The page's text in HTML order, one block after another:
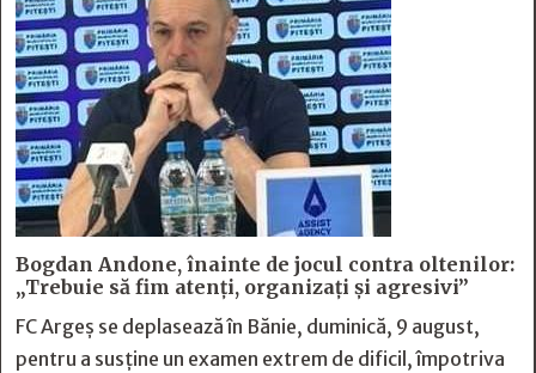
Bogdan Andone, înainte de jocul contra oltenilor:
„Trebuie să fim atenți, organizați și agresivi”
FC Argeș se deplasează în Bănie, duminică, 9 august,
pentru a susține un examen extrem de dificil, împotriva